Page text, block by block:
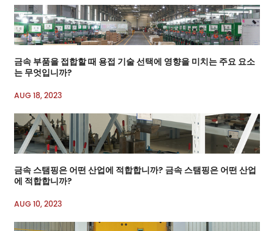
금속 부품을 접합할 때 용접 기술 선택에 영향을 미치는 주요 요소
는 무엇입니까?
AUG 18, 2023
금속 스탬핑은 어떤 산업에 적합합니까? 금속 스탬핑은 어떤 산업
에 적합합니까?
AUG 10, 2023